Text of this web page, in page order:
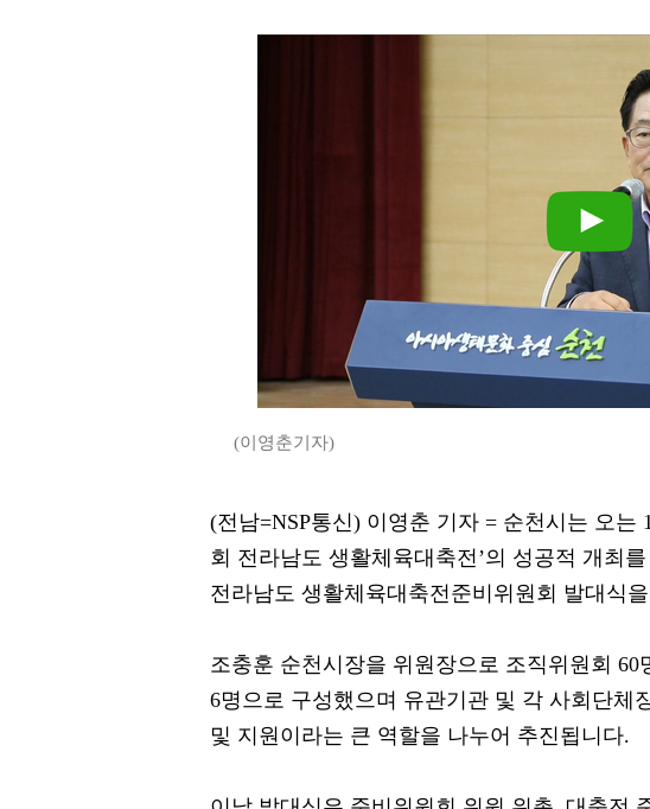
(이영춘기자)
(전남=NSP통신) 이영춘 기자 = 순천시는 오는
회 전라남도 생활체육대축전’의 성공적 개최
전라남도 생활체육대축전준비위원회 발대식
조충훈 순천시장을 위원장으로 조직위원회
6명으로 구성했으며 유관기관 및 각 사회단체
및 지원이라는 큰 역할을 나누어 추진됩니다.